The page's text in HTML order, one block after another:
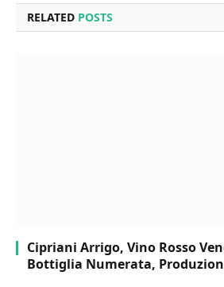
RELATED POSTS
Cipriani Arrigo, Vino Rosso
Bottiglia Numerata,